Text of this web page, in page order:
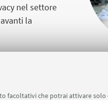
facoltativi che potrai attivare
nel settore
la